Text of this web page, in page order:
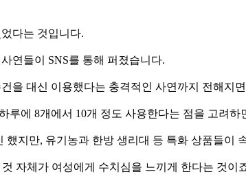
다는 것입니다.
연들이 SNS를 통해 퍼졌습니다.
을 대신 이용했다는 충격적인 사연까지 전해지
에 8개에서 10개 정도 사용한다는 점을 고려
지만, 유기농과 한방 생리대 등 특화 상품들이
자체가 여성에게 수치심을 느끼게 한다는 것